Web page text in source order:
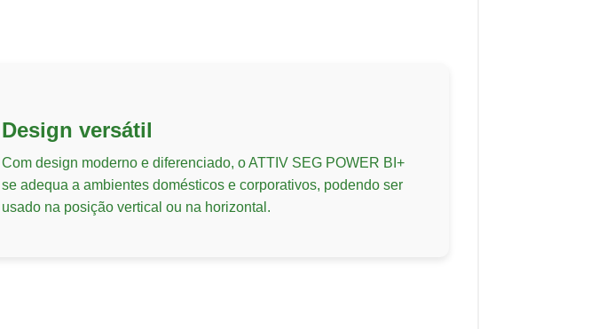
Design versátil
Com design moderno e diferenciado, o ATTIV SEG POWER BI+
se adequa a ambientes domésticos e corporativos, podendo ser
usado na posição vertical ou na horizontal.